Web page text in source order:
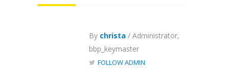
By christa / Administrator,
bbp_keymaster
FOLLOW ADMIN